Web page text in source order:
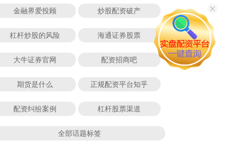
金融界爱投顾 炒股配资破产
杠杆炒股的风险 海通证券股票
大牛证券官网 配资招商吧
期货是什么 正规配资平台知乎
配资纠纷案例 杠杆股票渠道
全部话题标签